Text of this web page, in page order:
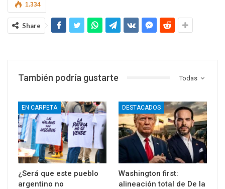
1.334
Share
Todas
También podría gustarte
EN CARPETA
¿Será que este pueblo
argentino no
DESTACADOS
Washington first:
alineación total de De la